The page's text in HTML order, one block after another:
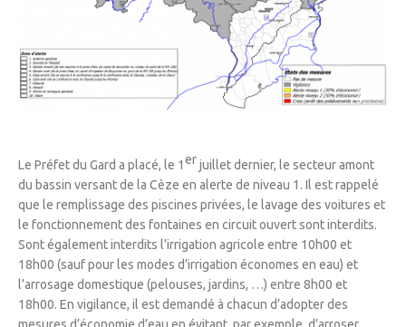
Le Préfet du Gard a placé, le 1erjuillet dernier, le secteur amont
du bassin versant de la Cèze en alerte de niveau 1. Il est rappelé
que le remplissage des piscines privées, le lavage des voitures et
le fonctionnement des fontaines en circuit ouvert sont interdits.
Sont également interdits l’irrigation agricole entre 10h00 et
18h00 (sauf pour les modes d’irrigation économes en eau) et
l’arrosage domestique (pelouses, jardins, …) entre 8h00 et
18h00. En vigilance, il est demandé à chacun d’adopter des
mesures d’économie d’eau en évitant, par exemple, d’arroser